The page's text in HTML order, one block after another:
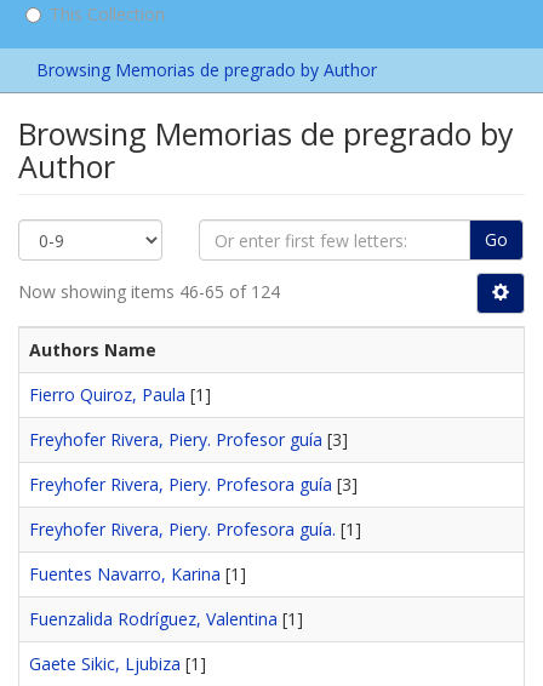
This Collection
Browsing Memorias de pregrado by Author
Browsing Memorias de pregrado by
Author
Go
Now showing items 46-65 of 124
Authors Name
Fierro Quiroz, Paula [1]
Freyhofer Rivera, Piery. Profesor guía [3]
Freyhofer Rivera, Piery. Profesora guía [3]
Freyhofer Rivera, Piery. Profesora guía. [1]
Fuentes Navarro, Karina [1]
Fuenzalida Rodríguez, Valentina [1]
Gaete Sikic, Ljubiza [1]